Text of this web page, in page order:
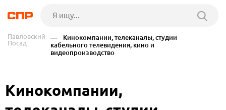
Павловский
Посад
— Кинокомпании, телеканалы, студии
кабельного телевидения, кино и
видеопроизводство
Кинокомпании,